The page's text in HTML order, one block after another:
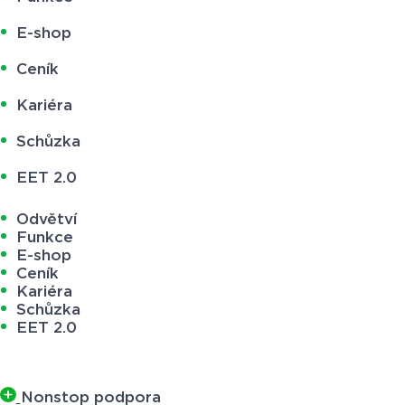
E-shop
Ceník
Kariéra
Schůzka
EET 2.0
Odvětví
Funkce
E-shop
Ceník
Kariéra
Schůzka
EET 2.0
Nonstop podpora